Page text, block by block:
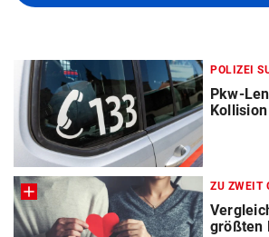
POLIZEI
Pkw-
ZU ZWEIT
größten